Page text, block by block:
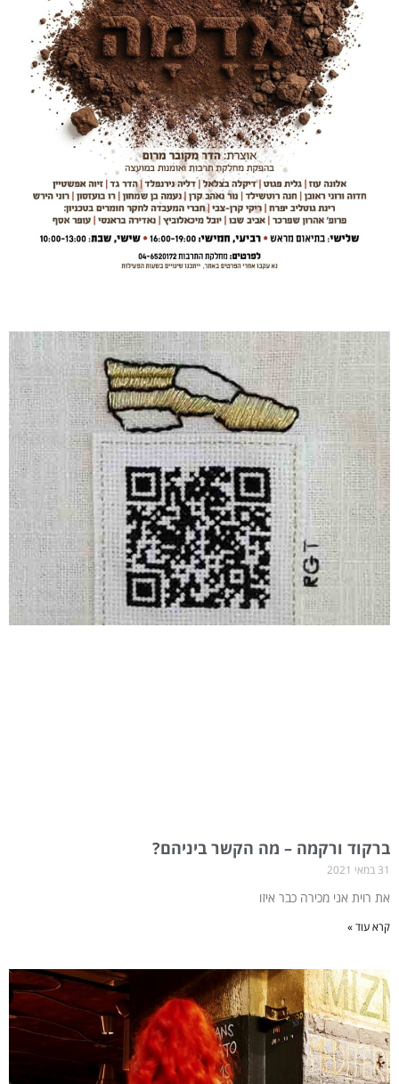
ברקוד ורקמה – מה הקשר ביניהם?
31 במאי 2021
את רוית אני מכירה כבר איזו
קרא עוד »
ע
מ
ו
ד
ע
מ
ו
ד
ע
מ
ו
ד
ע
מ
ו
ד
ע
מ
ו
ד
ע
מ
ו
ד
ע
מ
ו
ד
מ
ו
ד
ע
מ
ו
ד
ע
מ
ו
ד
ע
מ
ו
ד
מ
ע
ו
ד
ד